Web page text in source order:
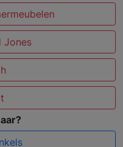
Jones